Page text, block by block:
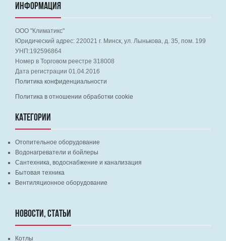
ИНФОРМАЦИЯ
ООО "Климатикс"
Юридический адрес: 220021 г. Минск, ул. Лынькова, д. 35, пом. 199
УНП:192596864
Номер в Торговом реестре 318008
Дата регистрации 01.04.2016
Политика конфиденциальности
Политика в отношении обработки cookie
КАТЕГОРИИ
Отопительное оборудование
Водонагреватели и бойлеры
Сантехника, водоснабжение и канализация
Бытовая техника
Вентиляционное оборудование
НОВОСТИ, СТАТЬИ
Котлы